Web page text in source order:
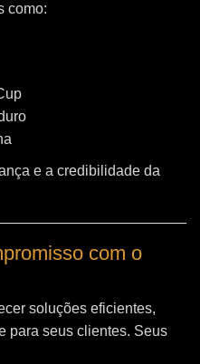
como:
e a credibilidade da
com o
soluções eficientes,
para seus clientes. Seus